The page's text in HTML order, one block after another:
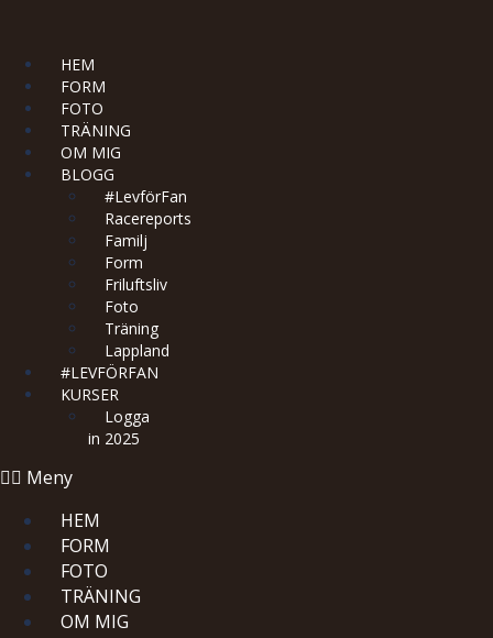
HEM
FORM
FOTO
TRÄNING
OM MIG
BLOGG
#LevförFan
Racereports
Familj
Form
Friluftsliv
Foto
Träning
Lappland
#LEVFÖRFAN
KURSER
Logga
in 2025
Meny
HEM
FORM
FOTO
TRÄNING
OM MIG